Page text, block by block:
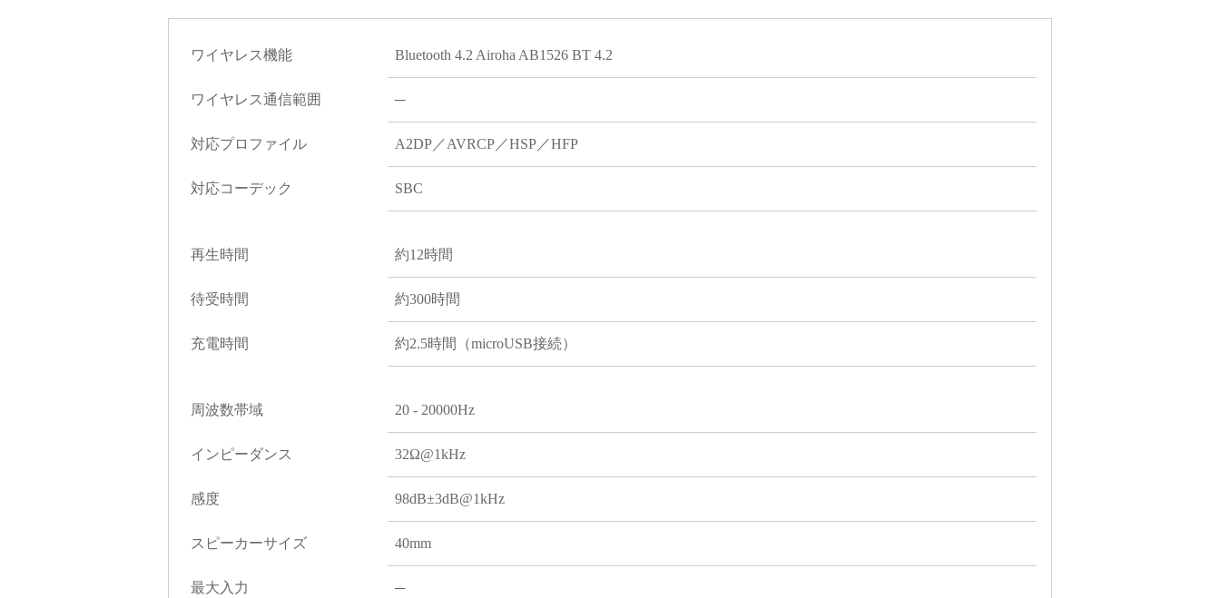
ワイヤレス機能 Bluetooth 4.2 Airoha AB1526 BT 4.2
ワイヤレス通信範囲 ─
対応プロファイル A2DP／AVRCP／HSP／HFP
対応コーデック SBC
再生時間 約12時間
待受時間 約300時間
充電時間 約2.5時間（microUSB接続）
周波数帯域 20 - 20000Hz
インピーダンス 32Ω@1kHz
感度 98dB±3dB@1kHz
スピーカーサイズ 40mm
最大入力 ─